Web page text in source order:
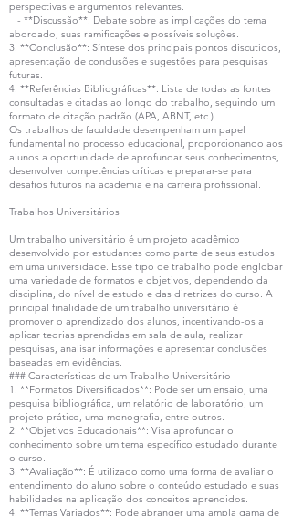
perspectivas e argumentos relevantes.
- **Discussão**: Debate sobre as implicações do tema
abordado, suas ramificações e possíveis soluções.
3. **Conclusão**: Síntese dos principais pontos discutidos,
apresentação de conclusões e sugestões para pesquisas
futuras.
4. **Referências Bibliográficas**: Lista de todas as fontes
consultadas e citadas ao longo do trabalho, seguindo um
formato de citação padrão (APA, ABNT, etc.).
Os trabalhos de faculdade desempenham um papel
fundamental no processo educacional, proporcionando aos
alunos a oportunidade de aprofundar seus conhecimentos,
desenvolver competências críticas e preparar-se para
desafios futuros na academia e na carreira profissional.
Trabalhos Universitários
Um trabalho universitário é um projeto acadêmico
desenvolvido por estudantes como parte de seus estudos
em uma universidade. Esse tipo de trabalho pode englobar
uma variedade de formatos e objetivos, dependendo da
disciplina, do nível de estudo e das diretrizes do curso. A
principal finalidade de um trabalho universitário é
promover o aprendizado dos alunos, incentivando-os a
aplicar teorias aprendidas em sala de aula, realizar
pesquisas, analisar informações e apresentar conclusões
baseadas em evidências.
### Características de um Trabalho Universitário
1. **Formatos Diversificados**: Pode ser um ensaio, uma
pesquisa bibliográfica, um relatório de laboratório, um
projeto prático, uma monografia, entre outros.
2. **Objetivos Educacionais**: Visa aprofundar o
conhecimento sobre um tema específico estudado durante
o curso.
3. **Avaliação**: É utilizado como uma forma de avaliar o
entendimento do aluno sobre o conteúdo estudado e suas
habilidades na aplicação dos conceitos aprendidos.
4. **Temas Variados**: Pode abranger uma ampla gama de